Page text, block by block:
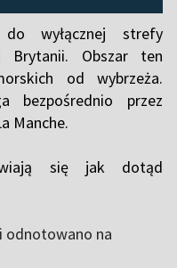
wyłącznej strefy
Brytanii. Obszar ten
od wybrzeża.
bezpośrednio przez
Manche.
się jak dotąd
odnotowano na